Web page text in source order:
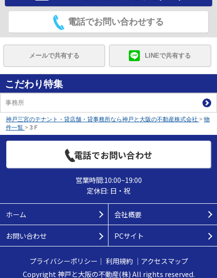
電話でお問い合わせする
メールで共有する LINEで共有する
こだわり特集
事務所
神戸三宮のテナント・貸店舗・貸事務所なら神戸と大阪の不動産株式会社 > 物
件一覧 > 3Ｆ
電話でお問い合わせ
営業時間:10:00~19:00
定休日: 日・祝
ホーム 会社概要
お問い合わせ PCサイト
プライバシーポリシー ｜ 利用規約｜ アクセスマップ
Copyright 神戸と大阪の不動産(株) All rights reserved.